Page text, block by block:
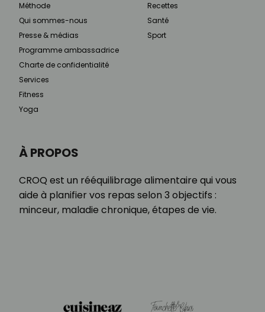
À PROPOS
CROQ est un rééquilibrage alimentaire qui vous
aide à planifier vos repas selon 3 objectifs :
minceur, maladie chronique, étapes de vie.
Méthode
Qui sommes-nous
Presse & médias
Programme ambassadrice
Charte de confidentialité
Services
Fitness
Yoga
Recettes
Santé
Sport